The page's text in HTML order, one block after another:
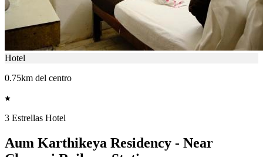
Hotel
0.75km del centro
3 Estrellas Hotel
Aum Karthikeya Residency - Near